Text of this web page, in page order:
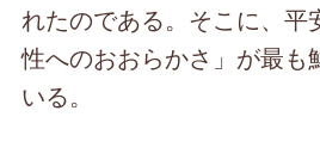
れたのである。そこに、平
性へのおおらかさ」が最も
いる。